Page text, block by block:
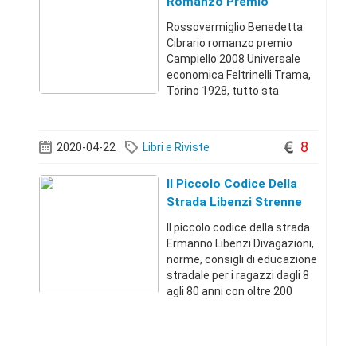
Campiello
Rossovermiglio Benedetta
Cibrario romanzo premio
Campiello 2008 Universale
economica Feltrinelli Trama,
Torino 1928, tutto sta
talmente sottile che è quasi
impercettibile... Libro come
2020-04-22 Libri e Riviste 8
Il Piccolo Codice Della
Strada Libenzi Strenne
1961
Il piccolo codice della strada
Ermanno Libenzi Divagazioni,
norme, consigli di educazione
stradale per i ragazzi dagli 8
agli 80 anni con oltre 200